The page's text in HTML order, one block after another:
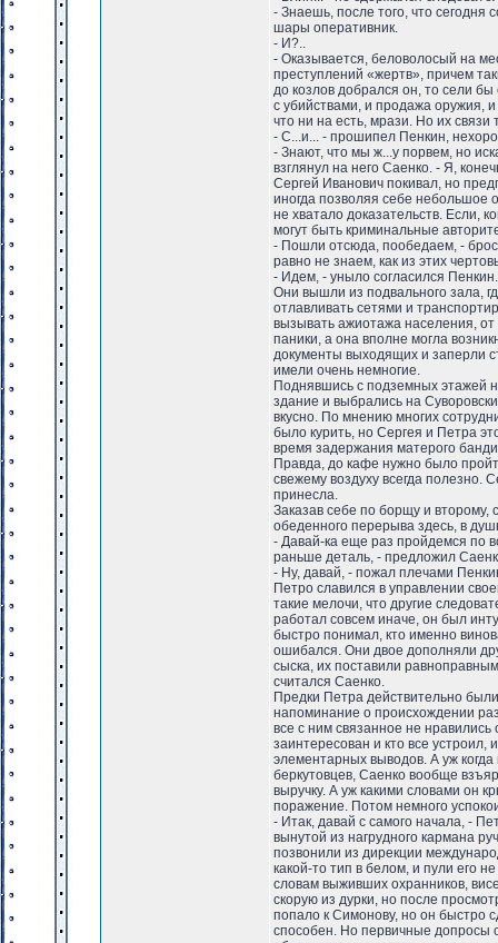
- Знаешь, после того, что сегодня
шары оперативник.
- И?..
- Оказывается, беловолосый на
преступлений «жертв», причем
до козлов добрался он, то сели
с убийствами, и продажа оружия,
что ни на есть, мрази. Но их связи
- С...и... - прошипел Пенкин,
- Знают, что мы ж...у порвем, но
взглянул на него Саенко. - Я,
Сергей Иванович покивал, но
иногда позволяя себе небольшое
не хватало доказательств. Если,
могут быть криминальные
- Пошли отсюда, пообедаем, -
равно не знаем, как из этих
- Идем, - уныло согласился Пенкин.
Они вышли из подвального зала,
отлавливать сетями и
вызывать ажиотажа населения,
паники, а она вполне могла
документы выходящих и заперли
имели очень немногие.
Поднявшись с подземных этажей
здание и выбрались на
вкусно. По мнению многих
было курить, но Сергея и Петра
время задержания матерого
Правда, до кафе нужно было
свежему воздуху всегда полезно.
принесла.
Заказав себе по борщу и
обеденного перерыва здесь, в
- Давай-ка еще раз пройдемся по
раньше деталь, - предложил
- Ну, давай, - пожал плечами
Петро славился в управлении
такие мелочи, что другие
работал совсем иначе, он был
быстро понимал, кто именно
ошибался. Они двое дополняли
сыска, их поставили
считался Саенко.
Предки Петра действительно
напоминание о происхождении
все с ним связанное не нравились
заинтересован и кто все устроил,
элементарных выводов. А уж
беркутовцев, Саенко вообще
выручку. А уж какими словами он
поражение. Потом немного
- Итак, давай с самого начала, -
вынутой из нагрудного кармана
позвонили из дирекции
какой-то тип в белом, и пули его
словам выживших охранников,
скорую из дурки, но после
попало к Симонову, но он быстро
способен. Но первичные допросы